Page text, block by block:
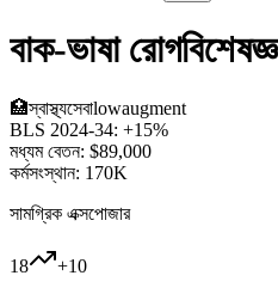
বাক-ভাষা রোগবিশেষজ্ঞ
🏥স্বাস্থ্যসেবাlowaugment
BLS 2024-34: +15%
মধ্যম বেতন: $89,000
কর্মসংস্থান: 170K
সামগ্রিক এক্সপোজার
18 +10